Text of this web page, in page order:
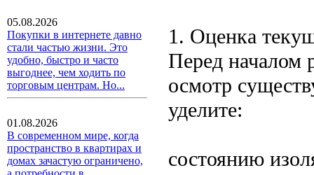
05.08.2026
Покупки в интернете давно
стали частью жизни. Это
удобно, быстро и часто
выгоднее, чем ходить по
торговым центрам. Но...
01.08.2026
В современном мире, когда
пространство в квартирах и
домах зачастую ограничено,
1. Оценка
Перед началом
осмотр
уделите:
состоянию